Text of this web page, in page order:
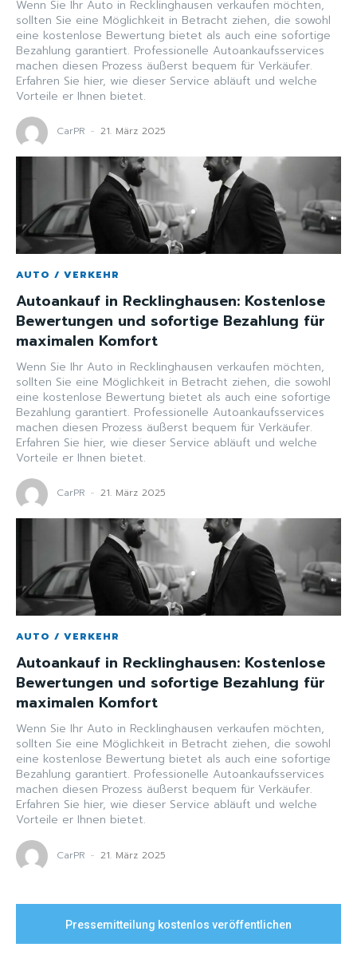
Wenn Sie Ihr Auto in Recklinghausen verkaufen möchten,
sollten Sie eine Möglichkeit in Betracht ziehen, die sowohl
eine kostenlose Bewertung bietet als auch eine sofortige
Bezahlung garantiert. Professionelle Autoankaufsservices
machen diesen Prozess äußerst bequem für Verkäufer.
Erfahren Sie hier, wie dieser Service abläuft und welche
Vorteile er Ihnen bietet.
CarPR - 21. März 2025
AUTO / VERKEHR
Autoankauf in Recklinghausen: Kostenlose
Bewertungen und sofortige Bezahlung für
maximalen Komfort
Wenn Sie Ihr Auto in Recklinghausen verkaufen möchten,
sollten Sie eine Möglichkeit in Betracht ziehen, die sowohl
eine kostenlose Bewertung bietet als auch eine sofortige
Bezahlung garantiert. Professionelle Autoankaufsservices
machen diesen Prozess äußerst bequem für Verkäufer.
Erfahren Sie hier, wie dieser Service abläuft und welche
Vorteile er Ihnen bietet.
CarPR - 21. März 2025
AUTO / VERKEHR
Autoankauf in Recklinghausen: Kostenlose
Bewertungen und sofortige Bezahlung für
maximalen Komfort
Wenn Sie Ihr Auto in Recklinghausen verkaufen möchten,
sollten Sie eine Möglichkeit in Betracht ziehen, die sowohl
eine kostenlose Bewertung bietet als auch eine sofortige
Bezahlung garantiert. Professionelle Autoankaufsservices
machen diesen Prozess äußerst bequem für Verkäufer.
Erfahren Sie hier, wie dieser Service abläuft und welche
Vorteile er Ihnen bietet.
CarPR - 21. März 2025
Pressemitteilung kostenlos veröffentlichen